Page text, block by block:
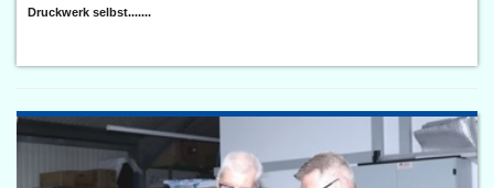
Druckwerk selbst.......